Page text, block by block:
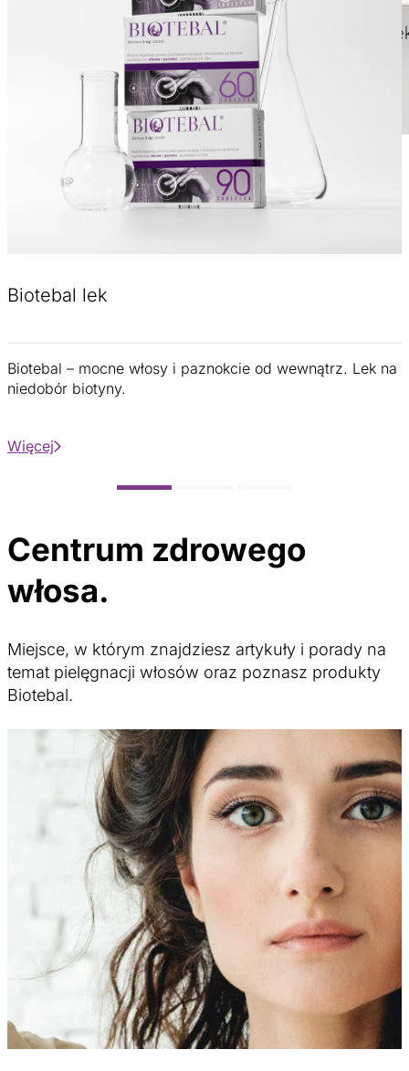
Biotebal lek
Biotebal – mocne włosy i paznokcie od wewnątrz. Lek na
niedobór biotyny.
Więcej
Centrum zdrowego
włosa.
Miejsce, w którym znajdziesz artykuły i porady na
temat pielęgnacji włosów oraz poznasz produkty
Biotebal.